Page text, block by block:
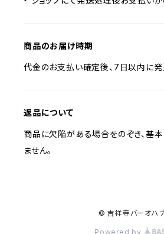
商品のお届け時期
代金のお支払い確定後、7日以内に発
返品について
商品に欠陥がある場合をのぞき、基
ません。
© 吉祥寺バーオハ
Powered by